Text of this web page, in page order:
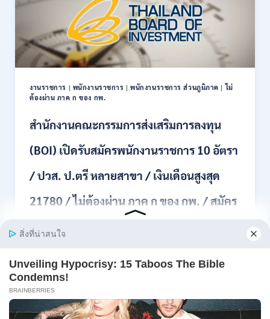
บุคคล
เพื่อ
เป็น
พนักงาน
11
อัตรา
ป.ตรี
ทุก
และ
ขึ้น
/
ต้อง
กพ.
18,930
งานราชการ | พนักงานราชการ |พนักงานราชการ ส่วนภูมิภาค |ไม่
ต้องผ่าน ภาค ก ของ กพ.
สำนักงานคณะกรรมการส่งเสริมการลงทุน
(BOI) เปิดรับสมัครพนักงานราชการ 10 อัตรา
/ ปวส. ป.ตรี หลายสาขา / เงินเดือนสูงสุด
21780 / ไม่ต้องผ่าน ภาค ก ของ กพ. / สมัคร
online 3 – 10 สิงหาคม 2569
สมัครพน…
อ่านรายละเอียด
คณะ
กรรมการ